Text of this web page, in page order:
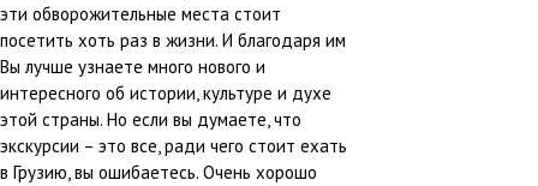
эти обворожительные места стоит
посетить хоть раз в жизни. И благодаря им
Вы лучше узнаете много нового и
интересного об истории, культуре и духе
этой страны. Но если вы думаете, что
экскурсии – это все, ради чего стоит ехать
в Грузию, вы ошибаетесь. Очень хорошо